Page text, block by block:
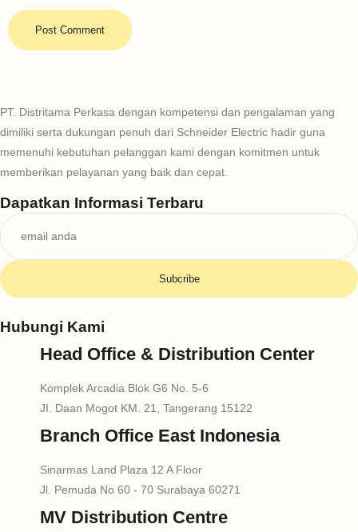
PT. Distritama Perkasa dengan kompetensi dan pengalaman yang
dimiliki serta dukungan penuh dari Schneider Electric hadir guna
memenuhi kebutuhan pelanggan kami dengan komitmen untuk
memberikan pelayanan yang baik dan cepat.
Dapatkan Informasi Terbaru
Subcribe
Hubungi Kami
Head Office & Distribution Center
Komplek Arcadia Blok G6 No. 5-6
JI. Daan Mogot KM. 21, Tangerang 15122
Branch Office East Indonesia
Sinarmas Land Plaza 12 A Floor
Jl. Pemuda No 60 - 70 Surabaya 60271
MV Distribution Centre